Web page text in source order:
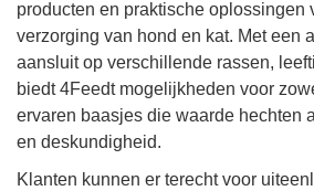
producten en praktische oplossingen
verzorging van hond en kat. Met een
aansluit op verschillende rassen,
biedt 4Feedt mogelijkheden voor
ervaren baasjes die waarde hechten
en deskundigheid.
Klanten kunnen er terecht voor